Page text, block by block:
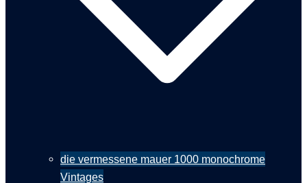
die vermessene mauer 1000 monochrome
Vintages